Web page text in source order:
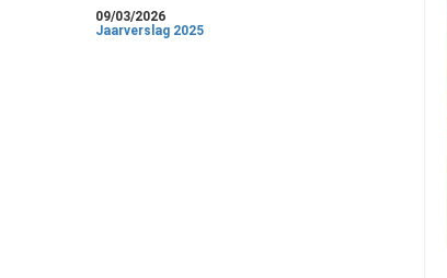
09/03/2026
Jaarverslag 2025